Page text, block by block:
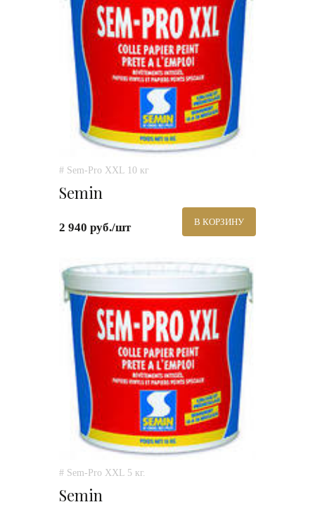
# Sem-Pro XXL 10 кг
Semin
2 940 руб./шт В КОРЗИНУ
# Sem-Pro XXL 5 кг.
Semin